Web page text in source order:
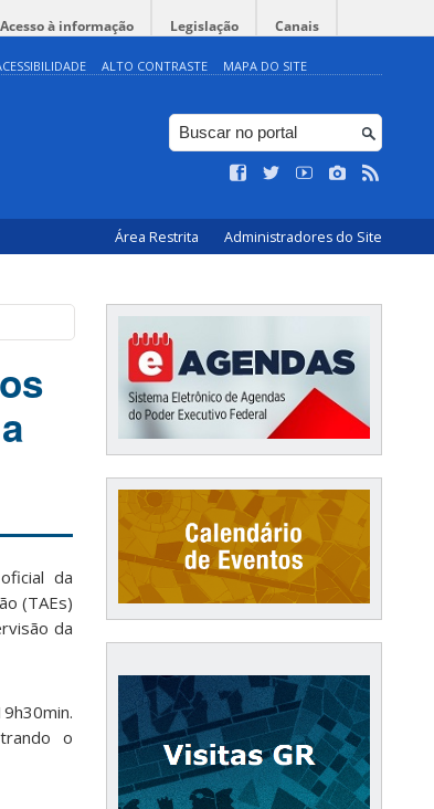
Acesso à informação Legislação Canais
ALTO CONTRASTE MAPA DO SITE
Área Restrita Administradores do Site
da
(TAEs)
da
o